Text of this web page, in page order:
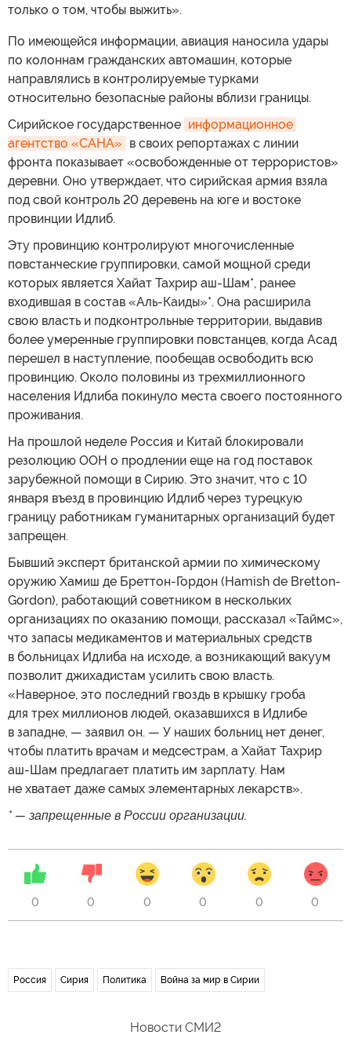
только о том, чтобы выжить».
По имеющейся информации, авиация наносила удары
по колоннам гражданских автомашин, которые
направлялись в контролируемые турками
относительно безопасные районы вблизи границы.
Сирийское государственное информационное
агентство «САНА» в своих репортажах с линии
фронта показывает «освобожденные от террористов»
деревни. Оно утверждает, что сирийская армия взяла
под свой контроль 20 деревень на юге и востоке
провинции Идлиб.
Эту провинцию контролируют многочисленные
повстанческие группировки, самой мощной среди
которых является Хайат Тахрир аш-Шам*, ранее
входившая в состав «Аль-Каиды»*. Она расширила
свою власть и подконтрольные территории, выдавив
более умеренные группировки повстанцев, когда Асад
перешел в наступление, пообещав освободить всю
провинцию. Около половины из трехмиллионного
населения Идлиба покинуло места своего постоянного
проживания.
На прошлой неделе Россия и Китай блокировали
резолюцию ООН о продлении еще на год поставок
зарубежной помощи в Сирию. Это значит, что с 10
января въезд в провинцию Идлиб через турецкую
границу работникам гуманитарных организаций будет
запрещен.
Бывший эксперт британской армии по химическому
оружию Хамиш де Бреттон-Гордон (Hamish de Bretton-
Gordon), работающий советником в нескольких
организациях по оказанию помощи, рассказал «Таймс»,
что запасы медикаментов и материальных средств
в больницах Идлиба на исходе, а возникающий вакуум
позволит джихадистам усилить свою власть.
«Наверное, это последний гвоздь в крышку гроба
для трех миллионов людей, оказавшихся в Идлибе
в западне, — заявил он. — У наших больниц нет денег,
чтобы платить врачам и медсестрам, а Хайат Тахрир
аш-Шам предлагает платить им зарплату. Нам
не хватает даже самых элементарных лекарств».
* — запрещенные в России организации.
0 0 0 0 0 0
Россия Сирия Политика Война за мир в Сирии
Новости СМИ2